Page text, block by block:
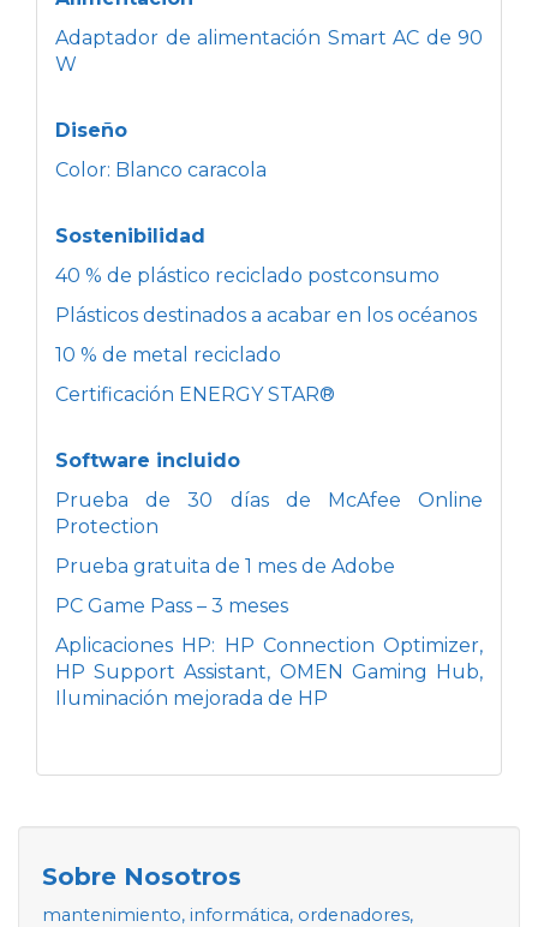
Adaptador de alimentación Smart AC de 90
W
Diseño
Color: Blanco caracola
Sostenibilidad
40 % de plástico reciclado postconsumo
Plásticos destinados a acabar en los océanos
10 % de metal reciclado
Certificación ENERGY STAR®
Software incluido
Prueba de 30 días de McAfee Online
Protection
Prueba gratuita de 1 mes de Adobe
PC Game Pass – 3 meses
Aplicaciones HP: HP Connection Optimizer,
HP Support Assistant, OMEN Gaming Hub,
Iluminación mejorada de HP
Sobre Nosotros
mantenimiento, informática, ordenadores,